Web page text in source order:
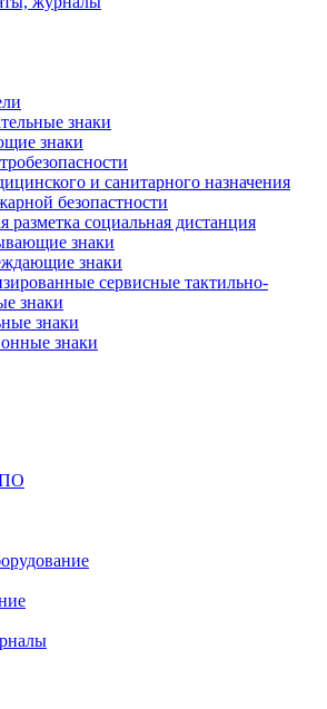
знаки
знаки
и санитарного назначения
безопастности
разметка социальная дистанция
знаки
знаки
сервисные тактильно-
знаки
знаки
знаки